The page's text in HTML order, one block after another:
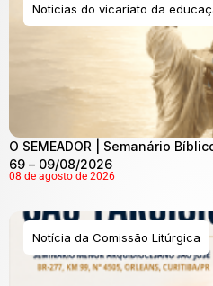
Noticias do vicariato da
O SEMEADOR | Semanário
69 – 09/08/2026
08 de agosto de 2026
Notícia da Comissão Litúrgica